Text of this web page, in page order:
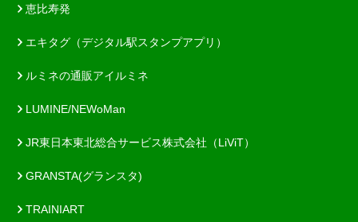
恵比寿発
エキタグ（デジタル駅スタンプアプリ）
ルミネの通販アイルミネ
LUMINE/NEWoMan
JR東日本東北総合サービス株式会社（LiViT）
GRANSTA(グランスタ)
TRAINIART